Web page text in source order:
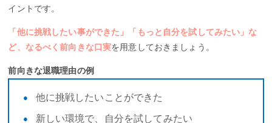
イントです。
「他に挑戦したい事ができた」「もっと自分を試してみたい」な
ど、なるべく前向きな口実を用意しておきましょう。
前向きな退職理由の例
他に挑戦したいことができた
新しい環境で、自分を試してみたい